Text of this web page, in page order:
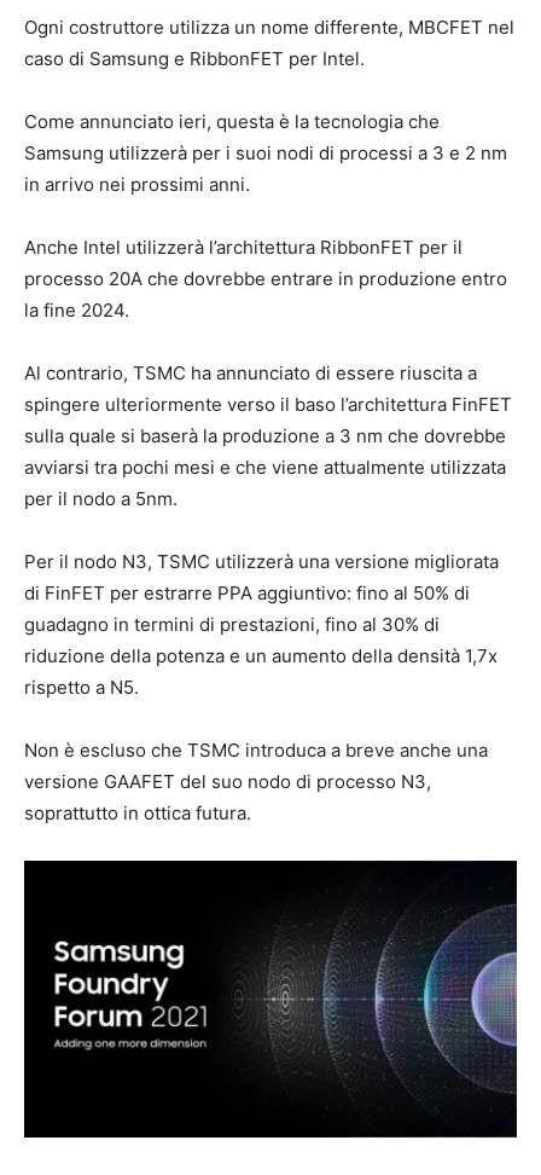
Ogni costruttore utilizza un nome differente, MBCFET nel
caso di Samsung e RibbonFET per Intel.
Come annunciato ieri, questa è la tecnologia che
Samsung utilizzerà per i suoi nodi di processi a 3 e 2 nm
in arrivo nei prossimi anni.
Anche Intel utilizzerà l’architettura RibbonFET per il
processo 20A che dovrebbe entrare in produzione entro
la fine 2024.
Al contrario, TSMC ha annunciato di essere riuscita a
spingere ulteriormente verso il baso l’architettura FinFET
sulla quale si baserà la produzione a 3 nm che dovrebbe
avviarsi tra pochi mesi e che viene attualmente utilizzata
per il nodo a 5nm.
Per il nodo N3, TSMC utilizzerà una versione migliorata
di FinFET per estrarre PPA aggiuntivo: fino al 50% di
guadagno in termini di prestazioni, fino al 30% di
riduzione della potenza e un aumento della densità 1,7x
rispetto a N5.
Non è escluso che TSMC introduca a breve anche una
versione GAAFET del suo nodo di processo N3,
soprattutto in ottica futura.